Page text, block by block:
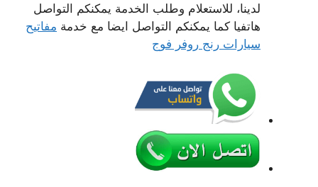
لدينا، للاستعلام وطلب الخدمة يمكنكم التواصل
هاتفيا كما يمكنكم التواصل ايضا مع خدمة مفاتيح
سيارات رنج روفر فوج